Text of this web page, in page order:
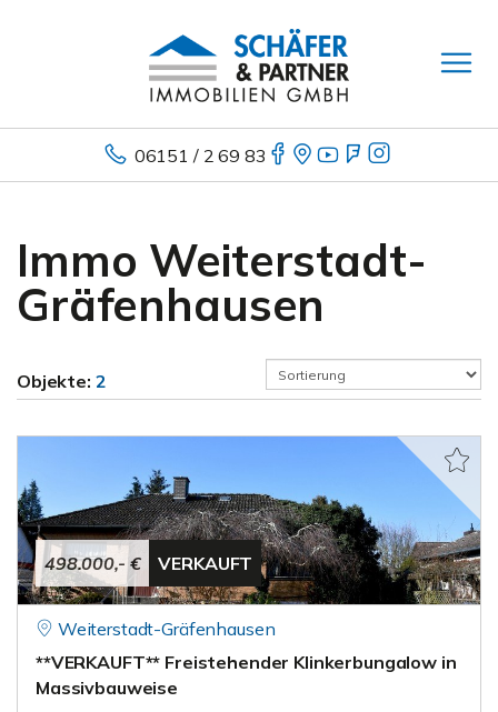
06151 / 2 69 83
Immo Weiterstadt-
Gräfenhausen
Objekte: 2
498.000,- € VERKAUFT
Weiterstadt-Gräfenhausen
**VERKAUFT** Freistehender Klinkerbungalow in
Massivbauweise